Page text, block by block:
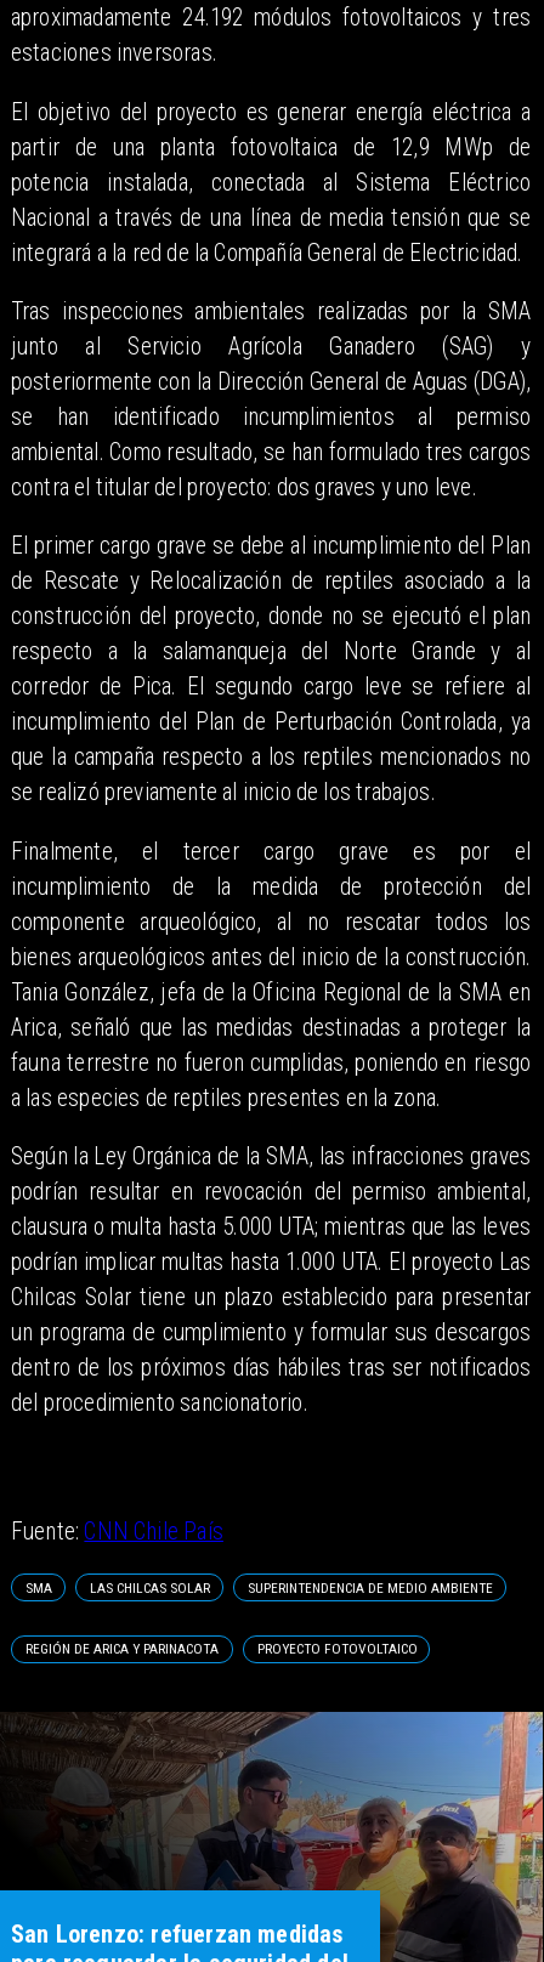
aproximadamente 24.192 módulos fotovoltaicos y tres
estaciones inversoras.
El objetivo del proyecto es generar energía eléctrica a
partir de una planta fotovoltaica de 12,9 MWp de
potencia instalada, conectada al Sistema Eléctrico
Nacional a través de una línea de media tensión que se
integrará a la red de la Compañía General de Electricidad.
Tras inspecciones ambientales realizadas por la SMA
junto al Servicio Agrícola Ganadero (SAG) y
posteriormente con la Dirección General de Aguas (DGA),
se han identificado incumplimientos al permiso
ambiental. Como resultado, se han formulado tres cargos
contra el titular del proyecto: dos graves y uno leve.
El primer cargo grave se debe al incumplimiento del Plan
de Rescate y Relocalización de reptiles asociado a la
construcción del proyecto, donde no se ejecutó el plan
respecto a la salamanqueja del Norte Grande y al
corredor de Pica. El segundo cargo leve se refiere al
incumplimiento del Plan de Perturbación Controlada, ya
que la campaña respecto a los reptiles mencionados no
se realizó previamente al inicio de los trabajos.
Finalmente, el tercer cargo grave es por el
incumplimiento de la medida de protección del
componente arqueológico, al no rescatar todos los
bienes arqueológicos antes del inicio de la construcción.
Tania González, jefa de la Oficina Regional de la SMA en
Arica, señaló que las medidas destinadas a proteger la
fauna terrestre no fueron cumplidas, poniendo en riesgo
a las especies de reptiles presentes en la zona.
Según la Ley Orgánica de la SMA, las infracciones graves
podrían resultar en revocación del permiso ambiental,
clausura o multa hasta 5.000 UTA; mientras que las leves
podrían implicar multas hasta 1.000 UTA. El proyecto Las
Chilcas Solar tiene un plazo establecido para presentar
un programa de cumplimiento y formular sus descargos
dentro de los próximos días hábiles tras ser notificados
del procedimiento sancionatorio.
Fuente:CNN Chile País
SMA LAS CHILCAS SOLAR SUPERINTENDENCIA DE MEDIO AMBIENTE
REGIÓN DE ARICA Y PARINACOTA PROYECTO FOTOVOLTAICO
San Lorenzo: refuerzan medidas